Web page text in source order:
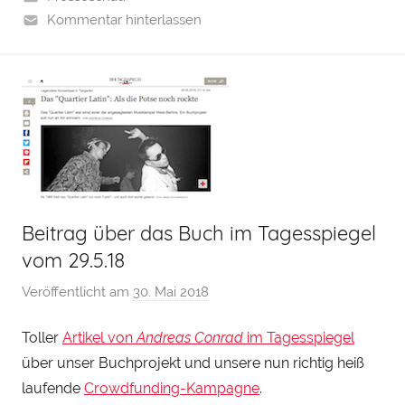
Kommentar hinterlassen
Beitrag über das Buch im Tagesspiegel
vom 29.5.18
Veröffentlicht am 30. Mai 2018
n
H
e
Toller Artikel von Andreas Conrad im Tagesspiegel
über unser Buchprojekt und unsere nun richtig heiß
laufende Crowdfunding-Kampagne.